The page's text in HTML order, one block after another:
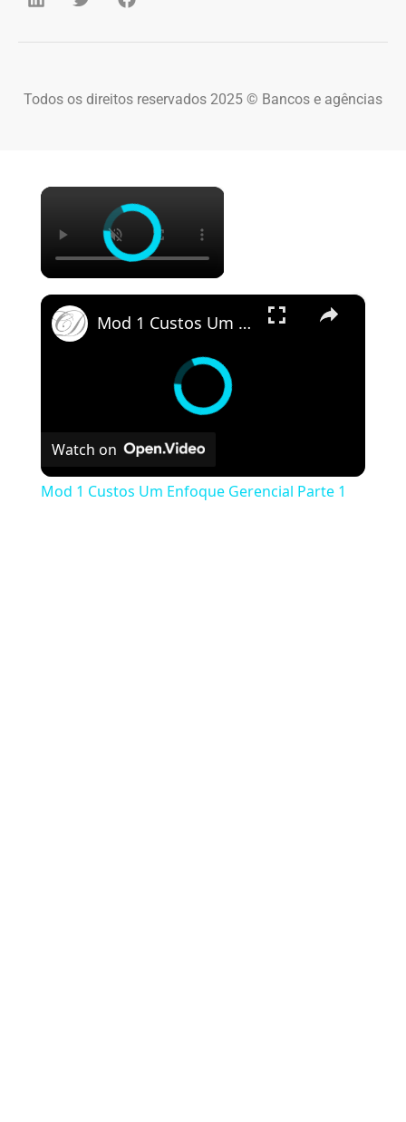
Todos os direitos reservados 2025 © Bancos e agências
×
×
Mod 1 Custos Um Enfoque Gerencial Parte 1
Watch on
Mod 1 Custos Um Enfoque Gerencial Parte 1